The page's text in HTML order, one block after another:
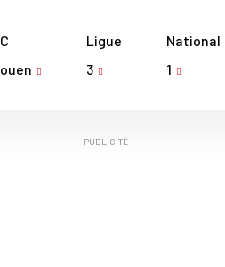
Ligue
3
National
1
PUBLICITÉ